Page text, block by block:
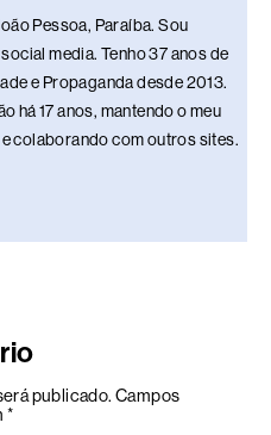
Pessoa, Paraíba. Sou
media. Tenho 37 anos de
e Propaganda desde 2013.
há 17 anos, mantendo o meu
colaborando com outros sites.
publicado. Campos
*